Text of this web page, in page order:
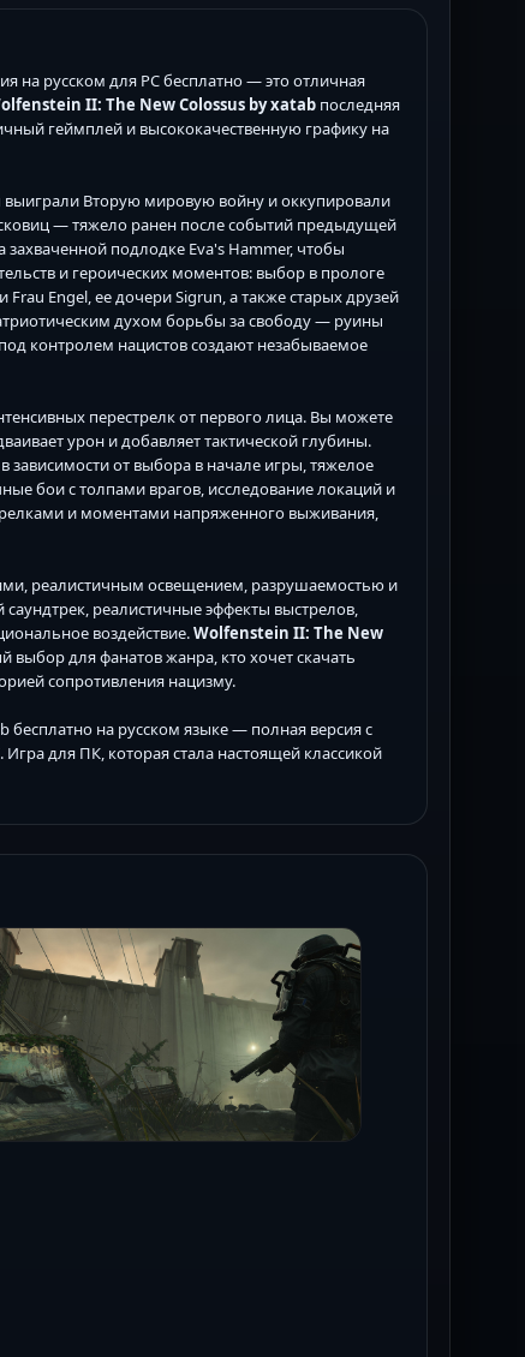
на русском для PC бесплатно — это отличная
II: The New Colossus by xatab последняя
геймплей и высококачественную графику на
выиграли Вторую мировую войну и оккупировали
— тяжело ранен после событий предыдущей
захваченной подлодке Eva's Hammer, чтобы
и героических моментов: выбор в прологе
Engel, ее дочери Sigrun, а также старых друзей
духом борьбы за свободу — руины
контролем нацистов создают незабываемое
перестрелк от первого лица. Вы можете
урон и добавляет тактической глубины.
от выбора в начале игры, тяжелое
бои с толпами врагов, исследование локаций и
и моментами напряженного выживания,
реалистичным освещением, разрушаемостью и
реалистичные эффекты выстрелов,
воздействие.Wolfenstein II: The New
выбор для фанатов жанра, кто хочет скачать
сопротивления нацизму.
бесплатно на русском языке — полная версия с
для ПК, которая стала настоящей классикой